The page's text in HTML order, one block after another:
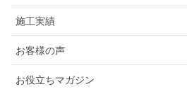
施工実績
お客様の声
お役立ちマガジン